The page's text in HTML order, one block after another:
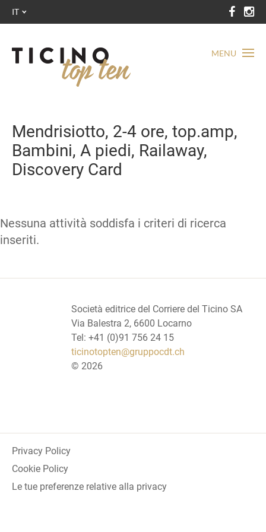
MENU
IT
Mendrisiotto, 2-4 ore, top.amp,
Bambini, A piedi, Railaway,
Discovery Card
Nessuna attività soddisfa i criteri di ricerca
inseriti.
Società editrice del Corriere del Ticino SA
Via Balestra 2, 6600 Locarno
Tel: +41 (0)91 756 24 15
ticinotopten@gruppocdt.ch
© 2026
Privacy Policy
Cookie Policy
Le tue preferenze relative alla privacy